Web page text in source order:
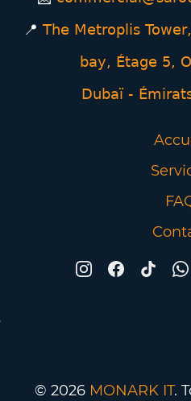
📍 The Metroplis
bay, Étage 5,
Dubaï -
© 2026 MONARK IT.